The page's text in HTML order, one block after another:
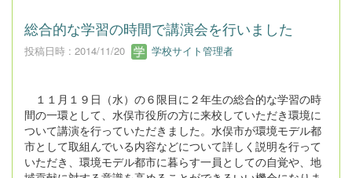
総合的な学習の時間で講演会を行いました
投稿日時 : 2014/11/20 学校サイト管理者
１１月１９日（水）の６限目に２年生の総合的な学習の時
間の一環として、水俣市役所の方に来校していただき環境に
ついて講演を行っていただきました。水俣市が環境モデル都
市として取組んでいる内容などについて詳しく説明を行って
いただき、環境モデル都市に暮らす一員としての自覚や、地